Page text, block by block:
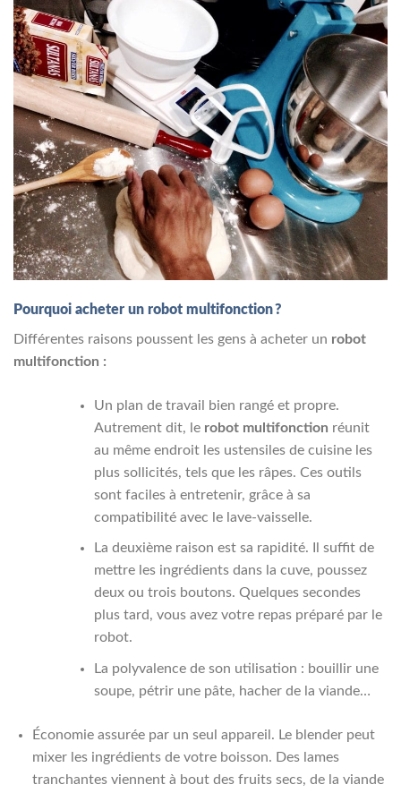
Pourquoi acheter un robot multifonction ?
Différentes raisons poussent les gens à acheter un robot
multifonction :
Un plan de travail bien rangé et propre.
Autrement dit, le robot multifonction réunit
au même endroit les ustensiles de cuisine les
plus sollicités, tels que les râpes. Ces outils
sont faciles à entretenir, grâce à sa
compatibilité avec le lave-vaisselle.
La deuxième raison est sa rapidité. Il suffit de
mettre les ingrédients dans la cuve, poussez
deux ou trois boutons. Quelques secondes
plus tard, vous avez votre repas préparé par le
robot.
La polyvalence de son utilisation : bouillir une
soupe, pétrir une pâte, hacher de la viande…
Économie assurée par un seul appareil. Le blender peut
mixer les ingrédients de votre boisson. Des lames
tranchantes viennent à bout des fruits secs, de la viande